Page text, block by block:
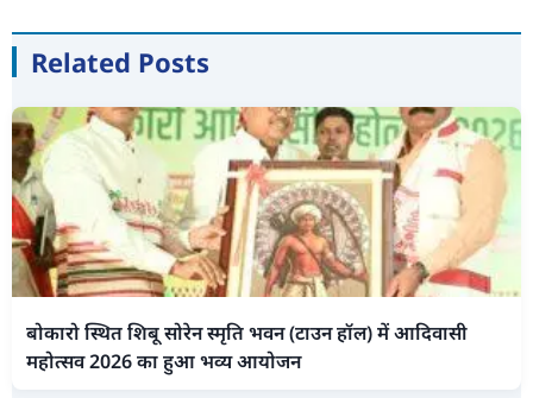
Related Posts
बोकारो स्थित शिबू सोरेन स्मृति भवन (टाउन हॉल) में आदिवासी
महोत्सव 2026 का हुआ भव्य आयोजन